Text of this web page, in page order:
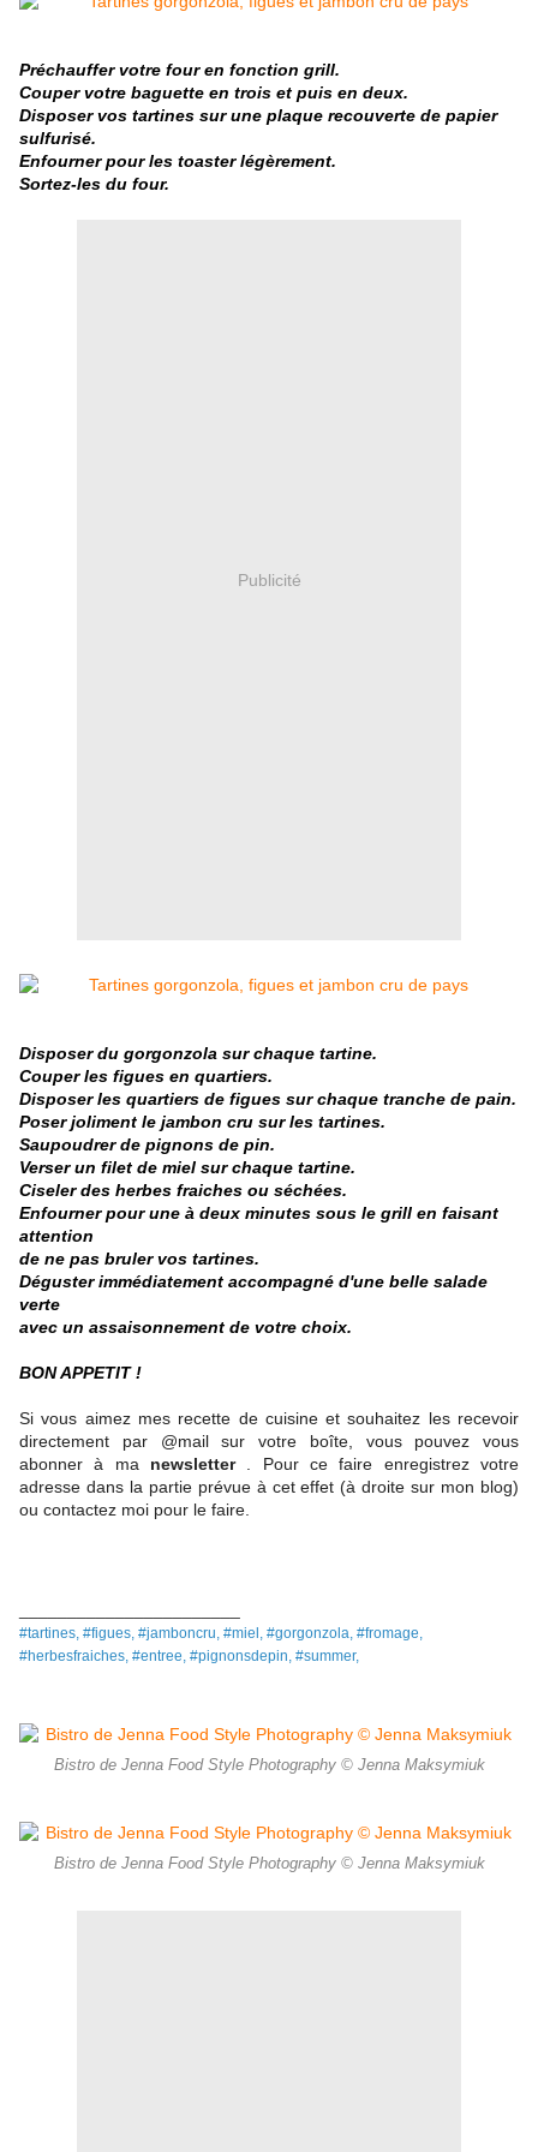
Préchauffer votre four en fonction grill.
Couper votre baguette en trois et puis en deux.
Disposer vos tartines sur une plaque recouverte de papier
sulfurisé.
Enfourner pour les toaster légèrement.
Sortez-les du four.
Publicité
Disposer du gorgonzola sur chaque tartine.
Couper les figues en quartiers.
Disposer les quartiers de figues sur chaque tranche de pain.
Poser joliment le jambon cru sur les tartines.
Saupoudrer de pignons de pin.
Verser un filet de miel sur chaque tartine.
Ciseler des herbes fraiches ou séchées.
Enfourner pour une à deux minutes sous le grill en faisant
attention
de ne pas bruler vos tartines.
Déguster immédiatement accompagné d'une belle salade
verte
avec un assaisonnement de votre choix.
BON APPETIT !
Si vous aimez mes recette de cuisine et souhaitez les recevoir
directement par @mail sur votre boîte, vous pouvez vous
abonner à ma newsletter. Pour ce faire enregistrez votre
adresse dans la partie prévue à cet effet (à droite sur mon blog)
ou contactez moi pour le faire.
#tartines, #figues, #jamboncru, #miel, #gorgonzola, #fromage,
#herbesfraiches, #entree, #pignonsdepin, #summer,
Bistro de Jenna Food Style Photography © Jenna Maksymiuk
Bistro de Jenna Food Style Photography © Jenna Maksymiuk